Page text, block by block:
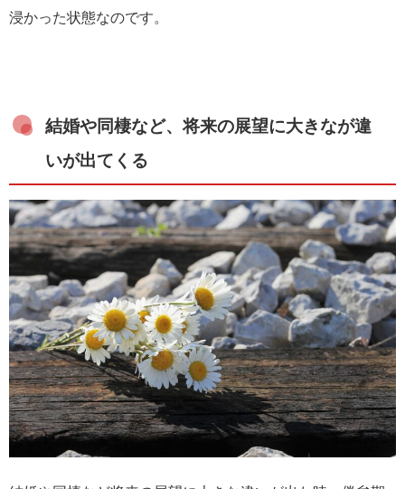
浸かった状態なのです。
結婚や同棲など、将来の展望に大きなが違
いが出てくる